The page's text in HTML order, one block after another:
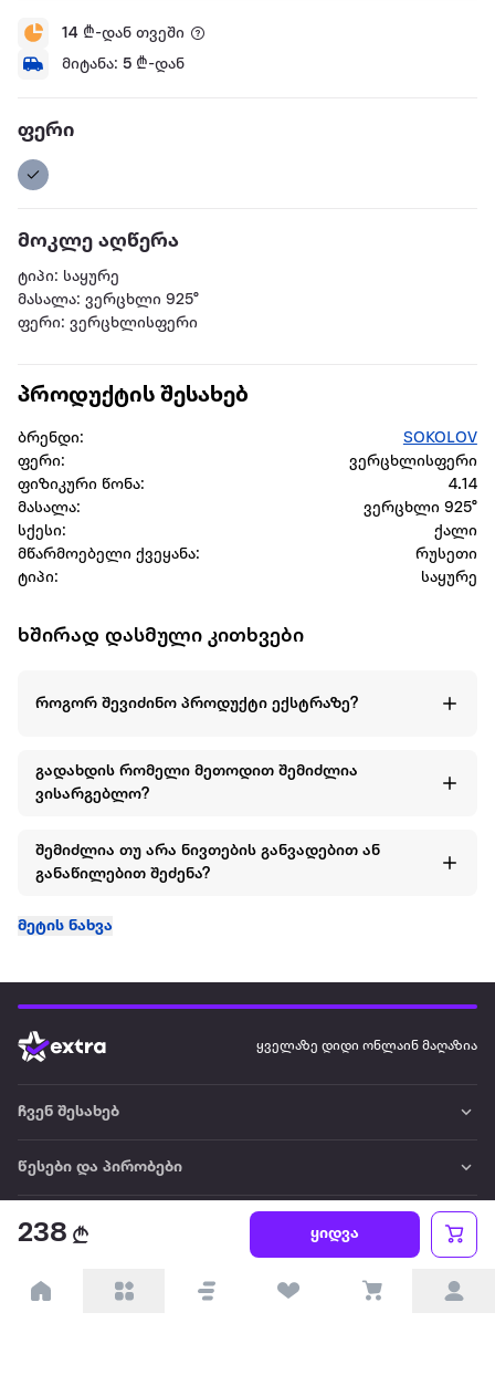
14 ₾-დან თვეში
მიტანა: 5 ₾-დან
ფერი
მოკლე აღწერა
ტიპი: საყურე
მასალა: ვერცხლი 925°
ფერი: ვერცხლისფერი
238 ყიდვა
პროდუქტის შესახებ
ბრენდი:
SOKOLOV
ფერი:
ვერცხლისფერი
ფიზიკური წონა:
4.14
მასალა:
ვერცხლი 925°
სქესი:
ქალი
მწარმოებელი ქვეყანა:
რუსეთი
ტიპი:
საყურე
ხშირად დასმული კითხვები
როგორ შევიძინო პროდუქტი ექსტრაზე?
გადახდის რომელი მეთოდით შემიძლია
ვისარგებლო?
შემიძლია თუ არა ნივთების განვადებით ან
განაწილებით შეძენა?
მეტის ნახვა
ყველაზე დიდი ონლაინ მაღაზია
ჩვენ შესახებ
წესები და პირობები
პარტნიორებისთვის
ტრენდული